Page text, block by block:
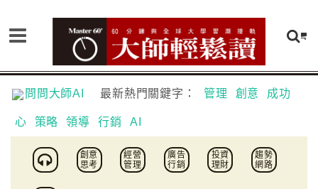
問問大師AI 最新熱門關鍵字： 管理 創意 成功
心 策略 領導 行銷 AI
創意
思考
經營
管理
廣告
行銷
投資
理財
趨勢
網路